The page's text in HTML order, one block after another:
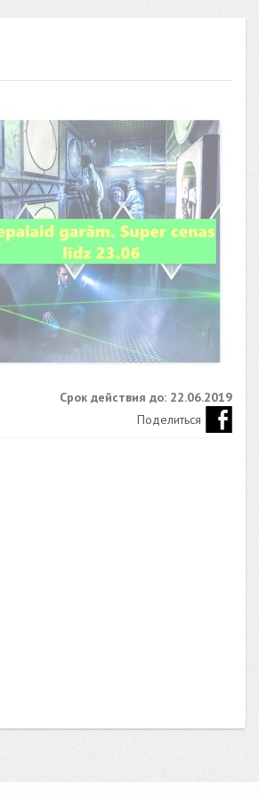
Срок действия до: 22.06.2019
Поделиться